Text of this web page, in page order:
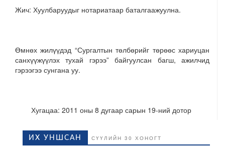
Жич: Хуулбаруудыг нотариатаар баталгаажуулна.
Өмнөх жилүүдэд “Сургалтын төлбөрийг төрөөс хариуцан
санхүүжүүлэх тухай гэрээ” байгуулсан багш, ажилчид
гэрээгээ сунгана уу.
Хугацаа: 2011 оны 8 дугаар сарын 19-ний дотор
ИХ УНШСАН СҮҮЛИЙН 30 ХОНОГТ